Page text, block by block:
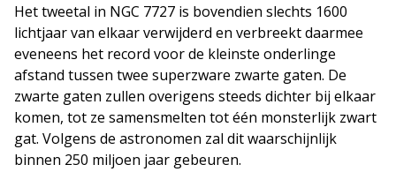
Het tweetal in NGC 7727 is bovendien slechts 1600
lichtjaar van elkaar verwijderd en verbreekt daarmee
eveneens het record voor de kleinste onderlinge
afstand tussen twee superzware zwarte gaten. De
zwarte gaten zullen overigens steeds dichter bij elkaar
komen, tot ze samensmelten tot één monsterlijk zwart
gat. Volgens de astronomen zal dit waarschijnlijk
binnen 250 miljoen jaar gebeuren.